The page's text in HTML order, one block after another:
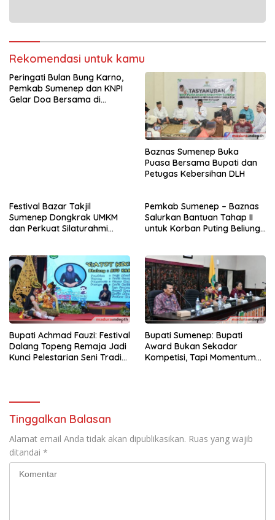
Rekomendasi untuk kamu
Peringati Bulan Bung Karno,
Pemkab Sumenep dan KNPI
Gelar Doa Bersama di
Baznas Sumenep Buka
Puasa Bersama Bupati dan
Petugas Kebersihan DLH
Festival Bazar Takjil
Sumenep Dongkrak UMKM
dan Perkuat Silaturahmi
Pemkab Sumenep – Baznas
Salurkan Bantuan Tahap II
untuk Korban Puting Beliung
Bupati Achmad Fauzi: Festival
Dalang Topeng Remaja Jadi
Kunci Pelestarian Seni Tradisi
Bupati Sumenep: Bupati
Award Bukan Sekadar
Kompetisi, Tapi Momentum
Tinggalkan Balasan
Alamat email Anda tidak akan dipublikasikan. Ruas yang wajib
ditandai *